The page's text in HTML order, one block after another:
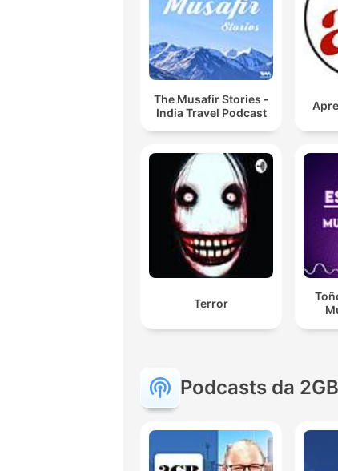
The Musafir Stories -
India Travel Podcast
Terror
Podcasts da